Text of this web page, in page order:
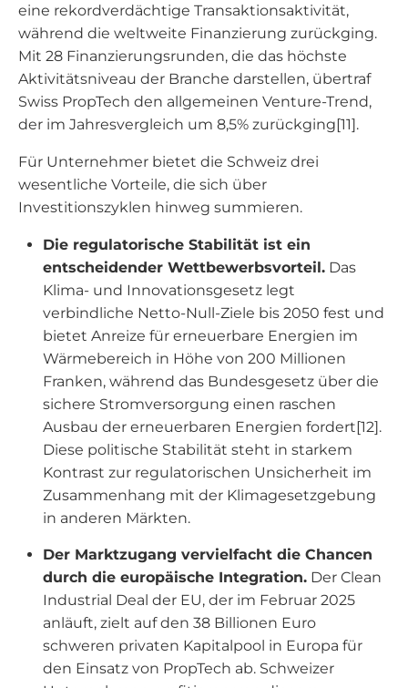
eine rekordverdächtige Transaktionsaktivität,
während die weltweite Finanzierung zurückging.
Mit 28 Finanzierungsrunden, die das höchste
Aktivitätsniveau der Branche darstellen, übertraf
Swiss PropTech den allgemeinen Venture-Trend,
der im Jahresvergleich um 8,5% zurückging[11].
Für Unternehmer bietet die Schweiz drei
wesentliche Vorteile, die sich über
Investitionszyklen hinweg summieren.
Die regulatorische Stabilität ist ein
entscheidender Wettbewerbsvorteil. Das
Klima- und Innovationsgesetz legt
verbindliche Netto-Null-Ziele bis 2050 fest und
bietet Anreize für erneuerbare Energien im
Wärmebereich in Höhe von 200 Millionen
Franken, während das Bundesgesetz über die
sichere Stromversorgung einen raschen
Ausbau der erneuerbaren Energien fordert[12].
Diese politische Stabilität steht in starkem
Kontrast zur regulatorischen Unsicherheit im
Zusammenhang mit der Klimagesetzgebung
in anderen Märkten.
Der Marktzugang vervielfacht die Chancen
durch die europäische Integration. Der Clean
Industrial Deal der EU, der im Februar 2025
anläuft, zielt auf den 38 Billionen Euro
schweren privaten Kapitalpool in Europa für
den Einsatz von PropTech ab. Schweizer